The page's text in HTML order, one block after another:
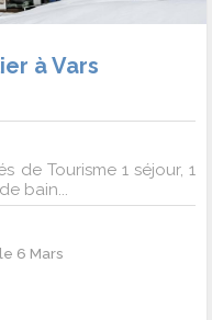
à Vars
de Tourisme 1 séjour, 1
bain...
6 Mars